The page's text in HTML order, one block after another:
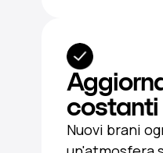
costanti
Nuovi brani